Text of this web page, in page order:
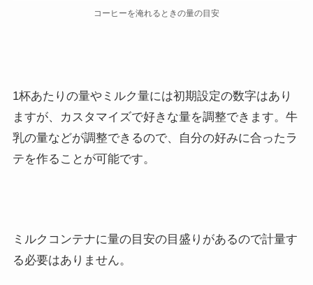
コーヒーを淹れるときの量の目安
1杯あたりの量やミルク量には初期設定の数字はあり
ますが、カスタマイズで好きな量を調整できます。牛
乳の量などが調整できるので、自分の好みに合ったラ
テを作ることが可能です。
ミルクコンテナに量の目安の目盛りがあるので計量す
る必要はありません。